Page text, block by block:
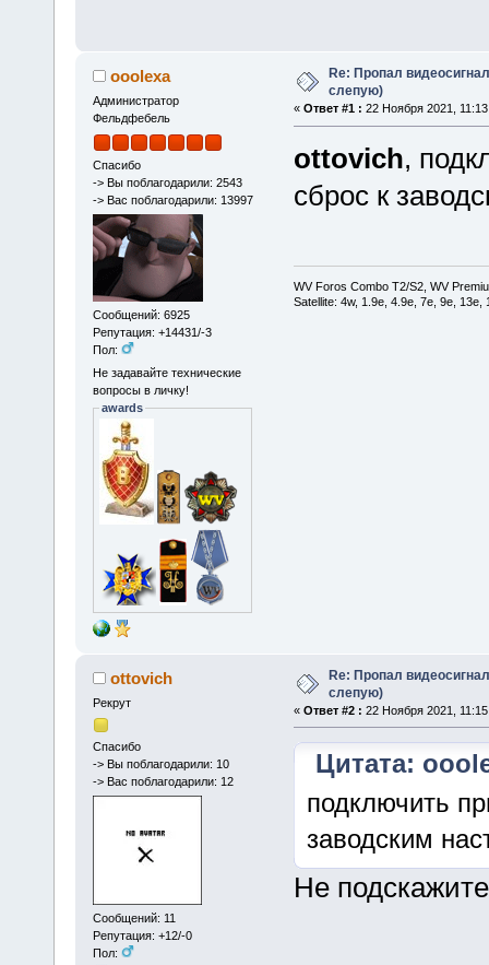
ooolexa
Администратор
Фельдфебель
Спасибо
-> Вы поблагодарили: 2543
-> Вас поблагодарили: 13997
Сообщений: 6925
Репутация: +14431/-3
Пол:
Не задавайте технические
вопросы в личку!
awards
Re: Пропал
слепую)
« Ответ #1 : 22 Ноября 2021,
ottovich,
сброс к
WV Foros Combo T2/S2, WV
Satellite: 4w, 1.9е, 4.9e, 7e, 9e,
ottovich
Рекрут
Спасибо
-> Вы поблагодарили: 10
-> Вас поблагодарили: 12
Сообщений: 11
Репутация: +12/-0
Пол:
Re: Пропал
слепую)
« Ответ #2 : 22 Ноября 2021,
Цитата:
подключить
заводским
Не